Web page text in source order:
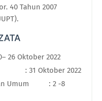
40 Tahun 2007
26 Oktober 2022
: 31 Oktober 2022
Umum : 2 -8